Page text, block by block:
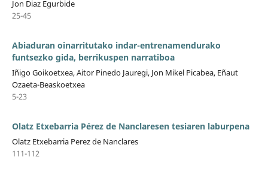
Jon Diaz Egurbide
25-45
Abiaduran oinarritutako indar-entrenamendurako
funtsezko gida, berrikuspen narratiboa
Iñigo Goikoetxea, Aitor Pinedo Jauregi, Jon Mikel Picabea, Eñaut
Ozaeta-Beaskoetxea
5-23
Olatz Etxebarria Pérez de Nanclaresen tesiaren laburpena
Olatz Etxebarria Perez de Nanclares
111-112